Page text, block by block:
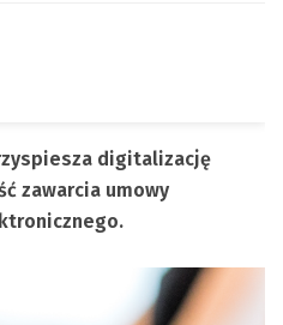
digitalizację
zawarcia umowy